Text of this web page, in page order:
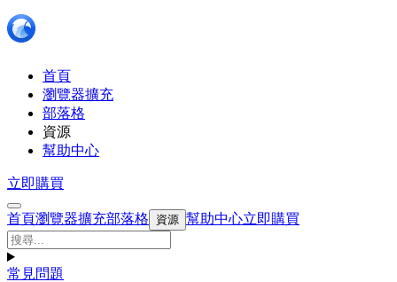
首頁
瀏覽器擴充
部落格
資源
幫助中心
立即購買
首頁瀏覽器擴充部落格 資源 幫助中心立即購買
常見問題